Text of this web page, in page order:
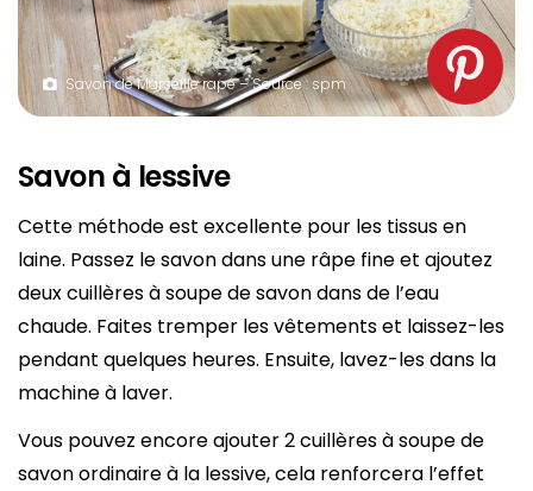
Savon de Marseille rapé – Source : spm
Savon à lessive
Cette méthode est excellente pour les tissus en
laine. Passez le savon dans une râpe fine et ajoutez
deux cuillères à soupe de savon dans de l’eau
chaude. Faites tremper les vêtements et laissez-les
pendant quelques heures. Ensuite, lavez-les dans la
machine à laver.
Vous pouvez encore ajouter 2 cuillères à soupe de
savon ordinaire à la lessive, cela renforcera l’effet